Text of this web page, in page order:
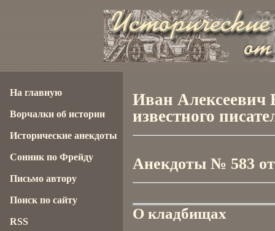
Иван Алексеевич
известного
Анекдоты № 583 от
О кладбищах
На главную
Ворчалки об истории
Исторические анекдоты
Сонник по Фрейду
Письмо автору
Поиск по сайту
RSS